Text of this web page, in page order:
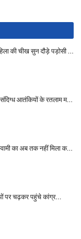
की चीख सुन दौड़े पड़ोसी ...
आतंकियों के रतलाम म...
का अब तक नहीं मिला क...
पर चढ़कर पहुंचे कांग्र...